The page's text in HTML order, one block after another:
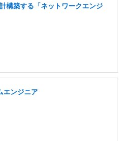
構築する「ネットワークエンジ
エンジニア